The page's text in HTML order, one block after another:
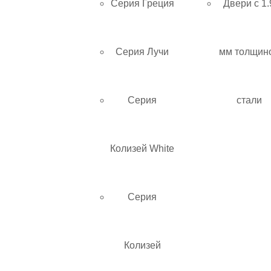
Серия Греция
Серия Лучи
Серия
Колизей White
Серия
Колизей
Двери с
мм
стали